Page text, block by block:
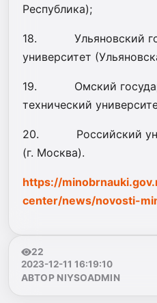
Республика);
18. Ульяновский
университет
19. Омский
технический
20. Российский
(г. Москва).
https://
center/news/novosti-
22
2023-12-11 16:19:10
АВТОР NIYSOADMIN